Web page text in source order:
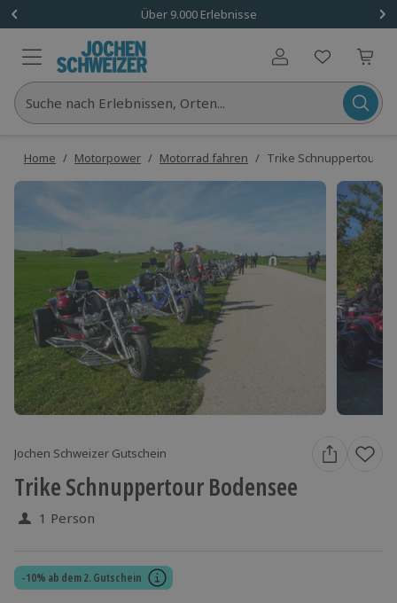
Über 9.000 Erlebnisse
Benutzerkonto
Suche nach Erlebnissen, Orten...
Home / Motorpower / Motorrad fahren / Trike Schnuppertour
Jochen Schweizer Gutschein
Trike Schnuppertour Bodensee
1 Person
-10% ab dem 2. Gutschein